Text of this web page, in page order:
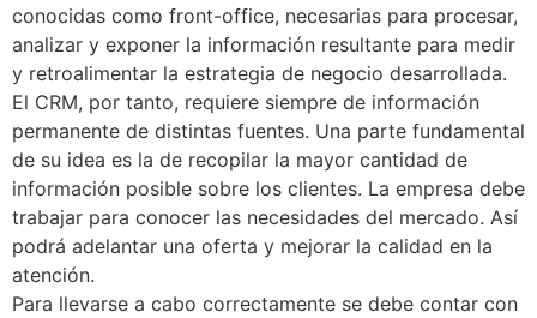
conocidas como front-office, necesarias para procesar,
analizar y exponer la información resultante para medir
y retroalimentar la estrategia de negocio desarrollada.
El CRM, por tanto, requiere siempre de información
permanente de distintas fuentes. Una parte fundamental
de su idea es la de recopilar la mayor cantidad de
información posible sobre los clientes. La empresa debe
trabajar para conocer las necesidades del mercado. Así
podrá adelantar una oferta y mejorar la calidad en la
atención.
Para llevarse a cabo correctamente se debe contar con